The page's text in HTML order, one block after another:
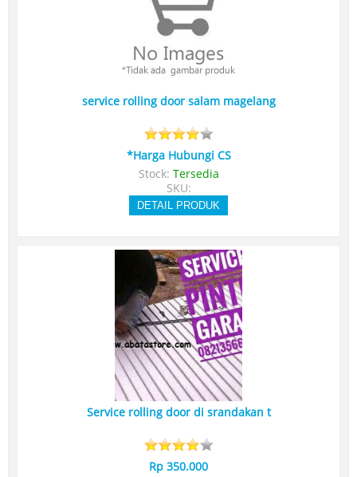
service rolling door salam magelang
*Harga Hubungi CS
Stock: Tersedia
SKU:
DETAIL PRODUK
Service rolling door di srandakan t
Rp 350.000